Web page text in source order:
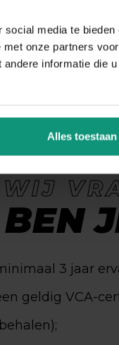
media te bieden
onze partners
informatie die
Alles toestaan
3 jaar
geldig VCA-